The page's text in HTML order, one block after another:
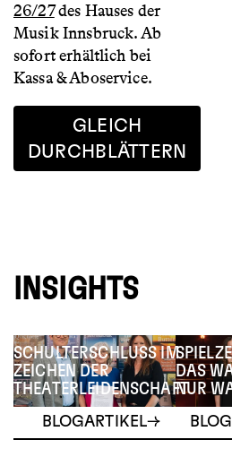
26/27des Hauses der
Musik Innsbruck. Ab
sofort erhältlich bei
Kassa & Aboservice.
GLEICH
DURCHBLÄTTERN
INSIGHTS
SCHULTERSCHLUSS IM
ZEICHEN DER
THEATERLEIDENSCHAFT
BLOGARTIKEL
DAS
NUR